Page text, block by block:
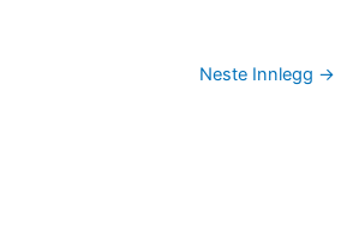
Neste Innlegg →